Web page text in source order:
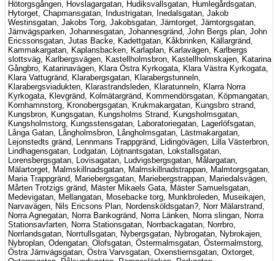
Hötorgsgången, Hovslagargatan, Hudiksvallsgatan, Humlegårdsgatan,
Hytorget, Chapmansgatan, Industrigatan, Inedalsgatan, Jakob
Westinsgatan, Jakobs Torg, Jakobsgatan, Järntorget, Järntorgsgatan,
Järnvägsparken, Johannesgatan, Johannesgränd, John Bergs plan, John
Ericssonsgatan, Jutas Backe, Kadettgatan, Kåkbrinken, Källargränd,
Kammakargatan, Kaplansbacken, Karlaplan, Karlavägen, Karlbergs
slottsväg, Karlbergsvägen, Kastellholmsbron, Kastellholmskajen, Katarina
Gångbro, Katarinavägen, Klara Östra Kyrkogata, Klara Västra Kyrkogata,
Klara Vattugränd, Klarabergsgatan, Klarabergstunneln,
Klarabergsviadukten, Klarastrandsleden, Klaratunneln, Klarra Norra
Kyrkogata, Klevgränd, Kolmätargränd, Kommendörsgatan, Köpmangatan,
Kornhamnstorg, Kronobergsgatan, Krukmakargatan, Kungsbro strand,
Kungsbron, Kungsgatan, Kungsholms Strand, Kungsholmsgatan,
Kungsholmstorg, Kungsstensgatan, Laboratoriegatan, Lagerlöfsgatan,
Långa Gatan, Långholmsbron, Långholmsgatan, Lästmakargatan,
Lejonstedts gränd, Lennmans Trappgränd, Lidingövägen, Lilla Västerbron,
Lindhagensgatan, Lodgatan, Löjtnantsgatan, Lokstallsgatan,
Lorensbergsgatan, Lovisagatan, Ludvigsbergsgatan, Målargatan,
Mälartorget, Malmskillnadsgatan, Malmskillnadstrappan, Malmtorgsgatan,
Maria Trappgränd, Mariebergsgatan, Mariebergstrappan, Mariedalsvägen,
Mårten Trotzigs gränd, Mäster Mikaels Gata, Mäster Samuelsgatan,
Medevigatan, Mellangatan, Mosebacke torg, Munkbroleden, Museikajen,
Narvavägen, Nils Ericsons Plan, Nordensköldsgatan?, Norr Mälarstrand,
Norra Agnegatan, Norra Bankogränd, Norra Länken, Norra slingan, Norra
Stationsavfarten, Norra Stationsgatan, Norrbackagatan, Norrbro,
Norrlandsgatan, Norrtullsgatan, Nybergsgatan, Nybrogatan, Nybrokajen,
Nybroplan, Odengatan, Olofsgatan, Östermalmsgatan, Östermalmstorg,
Östra Järnvägsgatan, Östra Varvsgatan, Oxenstiernsgatan, Oxtorget,